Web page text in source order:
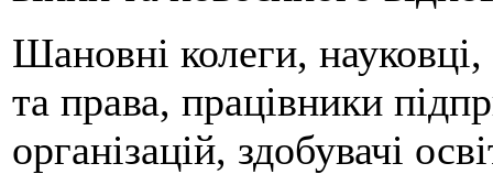
Шановні колеги, науковці,
та права, працівники
організацій, здобувачі